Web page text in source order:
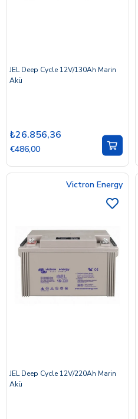
JEL Deep Cycle 12V/130Ah Marin
Akü
₺26.856,36
€486,00
Victron Energy
JEL Deep Cycle 12V/220Ah Marin
Akü